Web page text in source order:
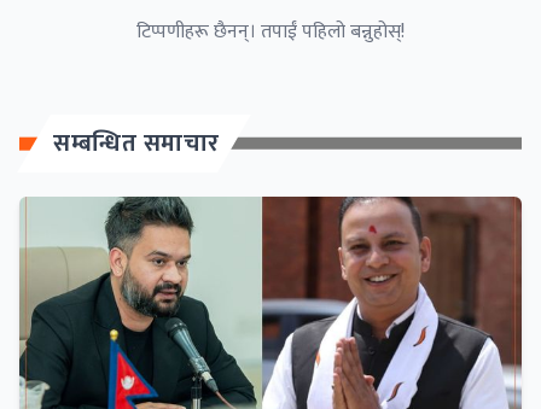
टिप्पणीहरू छैनन्। तपाईं पहिलो बन्नुहोस्!
सम्बन्धित समाचार